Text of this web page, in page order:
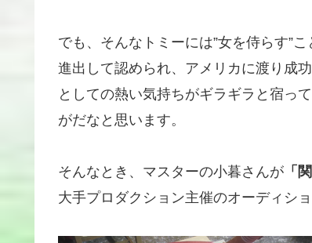
でも、そんなトミーには”女を侍らす”
進出して認められ、アメリカに渡り成
としての熱い気持ちがギラギラと宿っ
がだなと思います。
そんなとき、マスターの小暮さんが 「
大手プロダクション主催のオーディシ